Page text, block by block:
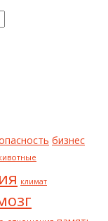
бизнес
климат